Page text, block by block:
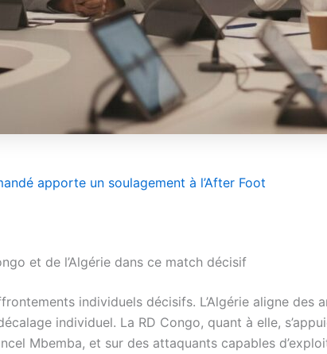
apporte un soulagement à l’After Foot
et de l’Algérie dans ce match décisif
individuels décisifs. L’Algérie aligne des
individuel. La RD Congo, quant à elle,
Mbemba, et sur des attaquants capables